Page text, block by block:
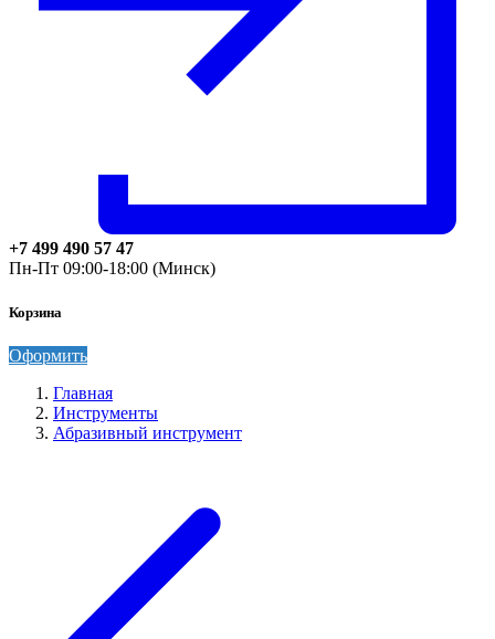
+7 499 490 57 47
Пн-Пт 09:00-18:00 (Минск)
Корзина
Оформить
Главная
Инструменты
Абразивный инструмент